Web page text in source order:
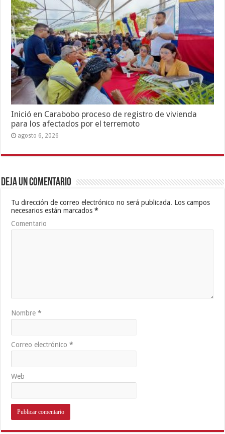
Inició en Carabobo proceso de registro de vivienda
para los afectados por el terremoto
agosto 6, 2026
Deja un comentario
Tu dirección de correo electrónico no será publicada. Los campos
necesarios están marcados*
Comentario
Nombre*
Correo electrónico*
Web